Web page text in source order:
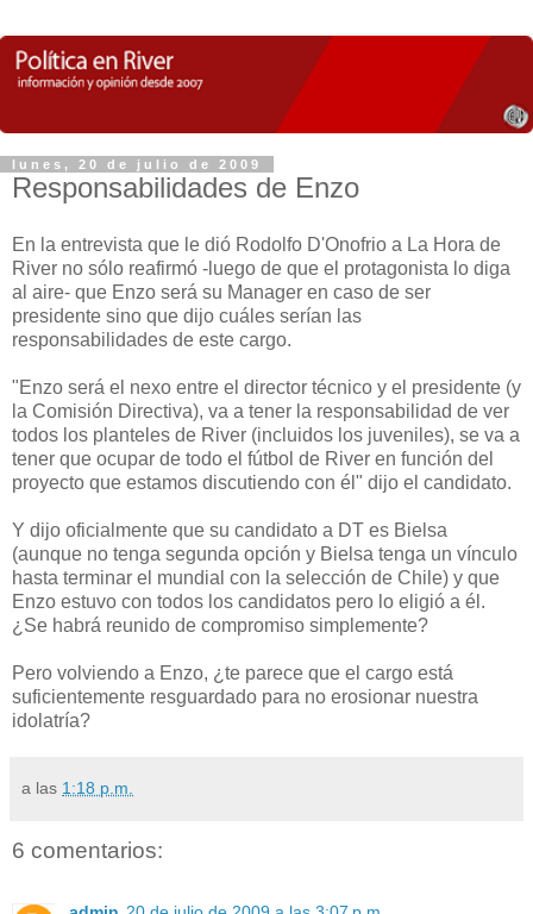
lunes, 20 de julio de 2009
Responsabilidades de Enzo
En la entrevista que le dió Rodolfo D'Onofrio a La Hora de
River no sólo reafirmó -luego de que el protagonista lo diga
al aire- que Enzo será su Manager en caso de ser
presidente sino que dijo cuáles serían las
responsabilidades de este cargo.
"Enzo será el nexo entre el director técnico y el presidente (y
la Comisión Directiva), va a tener la responsabilidad de ver
todos los planteles de River (incluidos los juveniles), se va a
tener que ocupar de todo el fútbol de River en función del
proyecto que estamos discutiendo con él" dijo el candidato.
Y dijo oficialmente que su candidato a DT es Bielsa
(aunque no tenga segunda opción y Bielsa tenga un vínculo
hasta terminar el mundial con la selección de Chile) y que
Enzo estuvo con todos los candidatos pero lo eligió a él.
¿Se habrá reunido de compromiso simplemente?
Pero volviendo a Enzo, ¿te parece que el cargo está
suficientemente resguardado para no erosionar nuestra
idolatría?
a las 1:18 p.m.
6 comentarios: